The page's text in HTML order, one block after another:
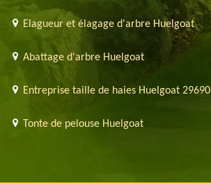
Elagueur et élagage d'arbre Huelgoat
Abattage d'arbre Huelgoat
Entreprise taille de haies Huelgoat 29690
Tonte de pelouse Huelgoat